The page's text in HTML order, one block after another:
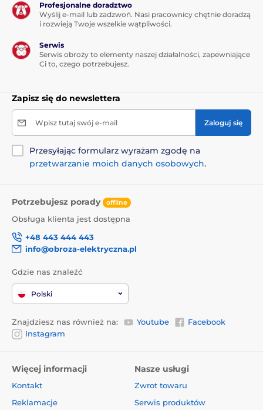
Profesjonalne doradztwo
Wyślij e-mail lub zadzwoń. Nasi pracownicy chętnie doradzą
i rozwieją Twoje wszelkie wątpliwości.
Serwis
Serwis obroży to elementy naszej działalności, zapewniające
Ci to, czego potrzebujesz.
Zapisz się do newslettera
Wpisz tutaj swój e-mail Zaloguj się
Przesyłając formularz wyrażam zgodę na
przetwarzanie moich danych osobowych.
Potrzebujesz porady offline
Obsługa klienta jest dostępna
+48 443 444 443
info@obroza-elektryczna.pl
Gdzie nas znaleźć
Polski
Znajdziesz nas również na: Youtube
Facebook
Instagram
Więcej informacji
Kontakt
Reklamacje
Nasze usługi
Zwrot towaru
Serwis produktów